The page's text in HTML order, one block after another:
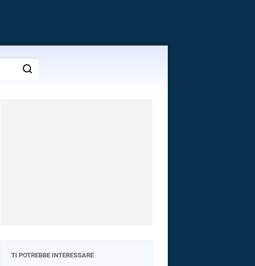
TI POTREBBE INTERESSARE